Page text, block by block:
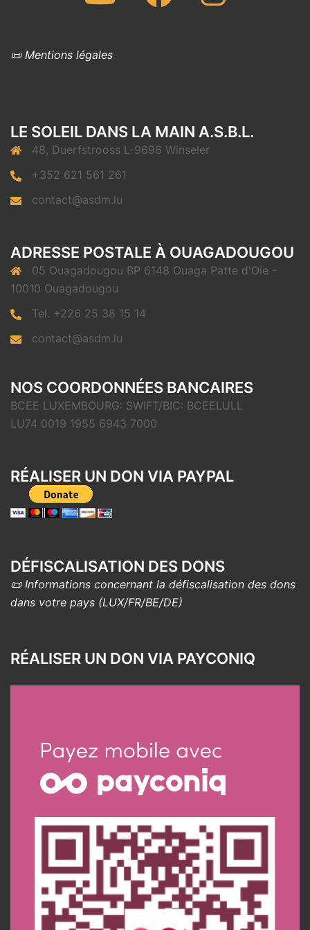
📜 Mentions légales
LE SOLEIL DANS LA MAIN A.S.B.L.
48, Duerfstrooss L-9696 Winseler
+352 621 561 261
contact@asdm.lu
ADRESSE POSTALE À OUAGADOUGOU
05 Ouagadougou BP 6148 Ouaga Patte d'Oie -
10010 Ouagadougou
Tel. +226 25 38 15 14
contact@asdm.lu
NOS COORDONNÉES BANCAIRES
BCEE LUXEMBOURG: SWIFT/BIC: BCEELULL
LU74 0019 1955 6943 7000
RÉALISER UN DON VIA PAYPAL
DÉFISCALISATION DES DONS
📜 Informations concernant la défiscalisation des dons
dans votre pays (LUX/FR/BE/DE)
RÉALISER UN DON VIA PAYCONIQ